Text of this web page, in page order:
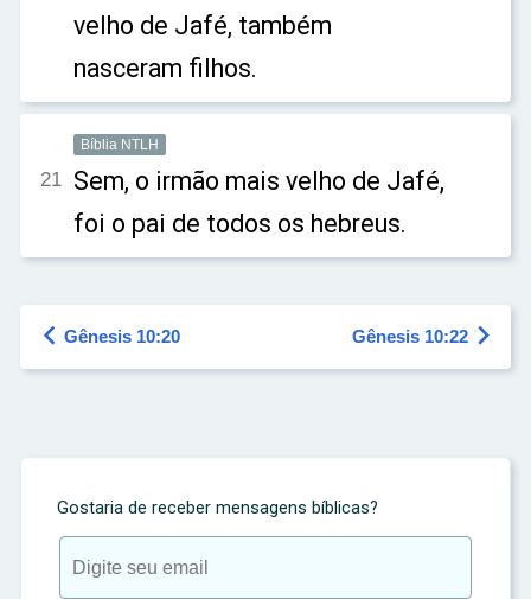
velho de Jafé, também
nasceram filhos.
Bíblia NTLH
21 Sem, o irmão mais velho de Jafé,
foi o pai de todos os hebreus.
 Gênesis 10:20 Gênesis 10:22 
Gostaria de receber mensagens bíblicas?